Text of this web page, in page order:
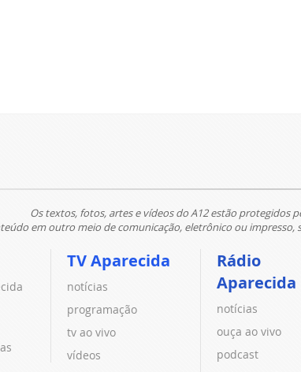
Os textos, fotos, artes e vídeos do A12 estão protegidos
em outro meio de comunicação, eletrônico ou impresso,
TV Aparecida
notícias
programação
tv ao vivo
vídeos
Rádio
Aparecida
notícias
ouça ao vivo
podcast